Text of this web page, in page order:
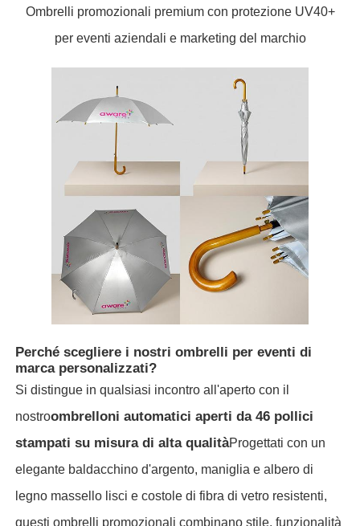
Prodotti
Chi siamo
Fatory Tour
Controllo di qualità
Contattaci
notizie
Tutti i casi
Richiedere un preventivo
ombrelli di golf
Ombrelli promozionali premium con protezione UV40+
per eventi aziendali e marketing del marchio
Perché scegliere i nostri ombrelli per eventi di
marca personalizzati?
Si distingue in qualsiasi incontro all'aperto con il
nostroombrelloni automatici aperti da 46 pollici
stampati su misura di alta qualitàProgettati con un
elegante baldacchino d'argento, maniglia e albero di
legno massello lisci e costole di fibra di vetro resistenti,
questi ombrelli promozionali combinano stile, funzionalità